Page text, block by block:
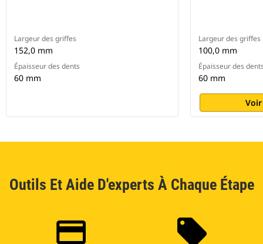
Largeur des griffes
152,0 mm
Épaisseur des dents
60 mm
Largeur des griffes
100,0 mm
Épaisseur des
60 mm
Outils Et Aide D'experts À Chaque Étape